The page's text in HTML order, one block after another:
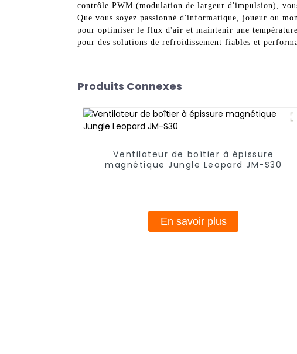
contrôle PWM (modulation de largeur d'impulsion),
Que vous soyez passionné d'informatique, joueur ou
pour optimiser le flux d'air et maintenir une
pour des solutions de refroidissement fiables et
Produits Connexes
Ventilateur de boîtier à épissure
magnétique Jungle Leopard JM-S30
En savoir plus